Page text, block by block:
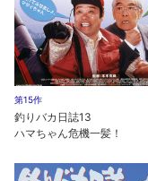
第15作
釣りバカ日誌13
ハマちゃん危機一髪！